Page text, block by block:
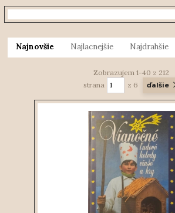
Najnovšie Najlacnejšie Najdrahšie
Zobrazujem 1-40 z 212
strana
z 6 ďalšie